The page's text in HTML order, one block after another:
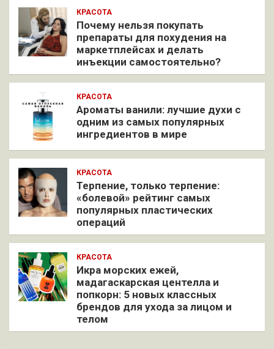
КРАСОТА
Почему нельзя покупать
препараты для похудения на
маркетплейсах и делать
инъекции самостоятельно?
КРАСОТА
Ароматы ванили: лучшие духи с
одним из самых популярных
ингредиентов в мире
КРАСОТА
Терпение, только терпение:
«болевой» рейтинг самых
популярных пластических
операций
КРАСОТА
Икра морских ежей,
мадагаскарская центелла и
попкорн: 5 новых классных
брендов для ухода за лицом и
телом